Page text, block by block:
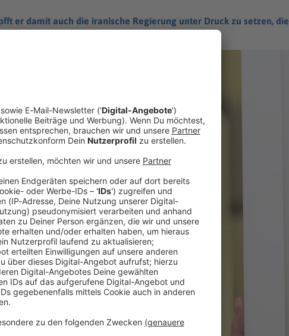
er damit auch die iranische Regierung unter Druck zu setzen, die